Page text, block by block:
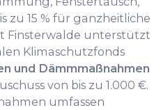
zu 15 % für ganzheitliche
Finsterwalde unterstützt
Klimaschutzfonds
und Dämmmaßnahmen
von bis zu 1.000 €.
umfassen